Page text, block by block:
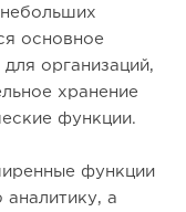
основное
организаций,
хранение
функции.
функции
а